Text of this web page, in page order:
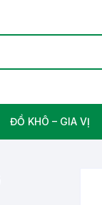
ĐỒ KHÔ – GIA VỊ